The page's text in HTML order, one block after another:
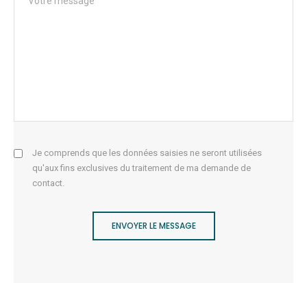
Je comprends que les données saisies ne seront utilisées
qu'aux fins exclusives du traitement de ma demande de
contact.
ENVOYER LE MESSAGE